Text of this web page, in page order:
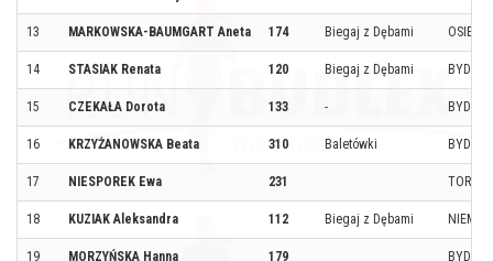
13 MARKOWSKA-BAUMGART Aneta 174 Biegaj z Dębami
14 STASIAK Renata 120 Biegaj z Dębami
15 CZEKAŁA Dorota 133 -
16 KRZYŻANOWSKA Beata 310 Baletówki
17 NIESPOREK Ewa 231 TORUŃ
18 KUZIAK Aleksandra 112 Biegaj z Dębami NIEMCZ
19 MORZYŃSKA Hanna 179